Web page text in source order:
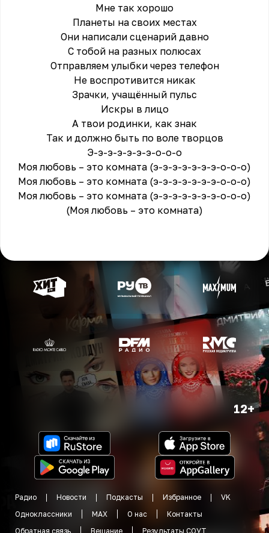
Мне так хорошо
Планеты на своих местах
Они написали сценарий давно
С тобой на разных полюсах
Отправляем улыбки через телефон
Не воспротивится никак
Зрачки, учащённый пульс
Искры в лицо
А твои родинки, как знак
Так и должно быть по воле творцов
Э-э-э-э-э-э-э-о-о-о
Моя любовь – это комната (э-э-э-э-э-э-э-о-о-о)
Моя любовь – это комната (э-э-э-э-э-э-э-о-о-о)
Моя любовь – это комната (э-э-э-э-э-э-э-о-о-о)
(Моя любовь – это комната)
12+
Радио Новости Подкасты Избранное
VK
Одноклассники
MAX О нас
Контакты
Обратная связь
Вещание Результаты СОУТ